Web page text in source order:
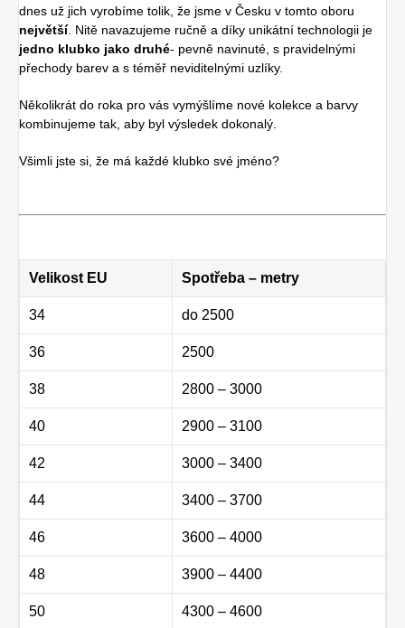
dnes už jich vyrobíme tolik, že jsme v Česku v tomto oboru
největší. Nitě navazujeme ručně a díky unikátní technologii je
jedno klubko jako druhé- pevně navinuté, s pravidelnými
přechody barev a s téměř neviditelnými uzlíky.
Několikrát do roka pro vás vymýšlíme nové kolekce a barvy
kombinujeme tak, aby byl výsledek dokonalý.
Všimli jste si, že má každé klubko své jméno?
Velikost EU Spotřeba – metry
34 do 2500
36 2500
38 2800 – 3000
40 2900 – 3100
42 3000 – 3400
44 3400 – 3700
46 3600 – 4000
48 3900 – 4400
50 4300 – 4600